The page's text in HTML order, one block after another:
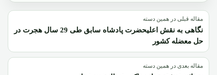
مقاله قبلی در همین دسته
نگاهی به نقش اعلیحضرت پادشاه سابق طی 29 سال هجرت در
حل معضله کشور
مقاله بعدی در همین دسته